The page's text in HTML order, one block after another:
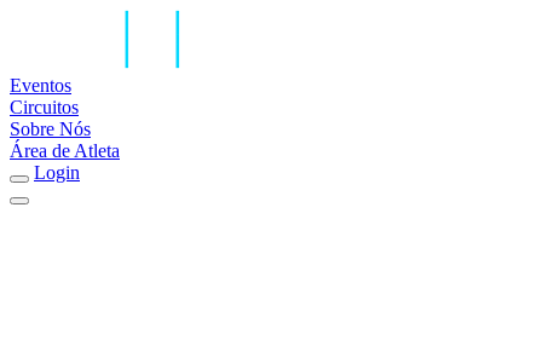
Eventos
Circuitos
Sobre Nós
Área de Atleta
Login